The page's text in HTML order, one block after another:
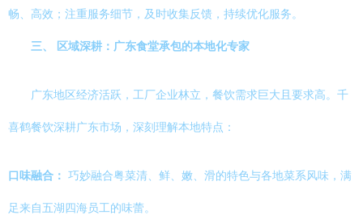
畅、高效；注重服务细节，及时收集反馈，持续优化服务。
三、 区域深耕：广东食堂承包的本地化专家
广东地区经济活跃，工厂企业林立，餐饮需求巨大且要求高。千
喜鹤餐饮深耕广东市场，深刻理解本地特点：
口味融合： 巧妙融合粤菜清、鲜、嫩、滑的特色与各地菜系风味，满
足来自五湖四海员工的味蕾。